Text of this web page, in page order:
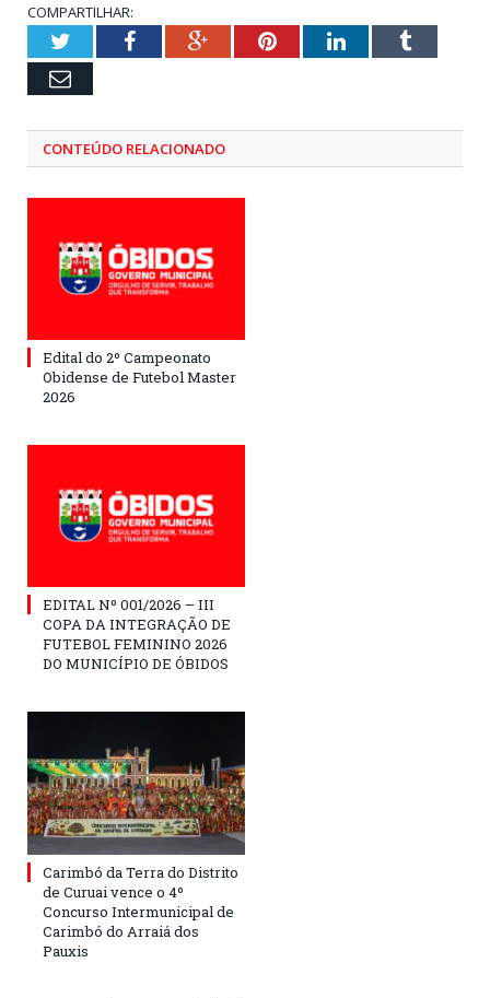
COMPARTILHAR:
TwitterFacebookGoogle+PinterestLinkedInTumblr
Email
CONTEÚDO RELACIONADO
Edital do 2º Campeonato
Obidense de Futebol Master
2026
EDITAL Nº 001/2026 – III
COPA DA INTEGRAÇÃO DE
FUTEBOL FEMININO 2026
DO MUNICÍPIO DE ÓBIDOS
Carimbó da Terra do Distrito
de Curuai vence o 4º
Concurso Intermunicipal de
Carimbó do Arraiá dos
Pauxis